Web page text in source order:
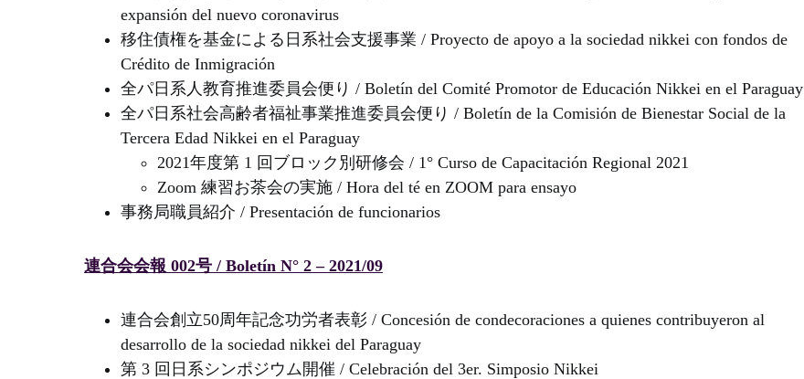
expansión del nuevo coronavirus
移住債権を基金による日系社会支援事業 / Proyecto de apoyo a la sociedad nikkei con fondos de
Crédito de Inmigración
全パ日系人教育推進委員会便り / Boletín del Comité Promotor de Educación Nikkei en el Paraguay
全パ日系社会高齢者福祉事業推進委員会便り / Boletín de la Comisión de Bienestar Social de la
Tercera Edad Nikkei en el Paraguay
2021年度第 1 回ブロック別研修会 / 1° Curso de Capacitación Regional 2021
Zoom 練習お茶会の実施 / Hora del té en ZOOM para ensayo
事務局職員紹介 / Presentación de funcionarios
連合会会報 002号 / Boletín N° 2 – 2021/09
連合会創立50周年記念功労者表彰 / Concesión de condecoraciones a quienes contribuyeron al
desarrollo de la sociedad nikkei del Paraguay
第 3 回日系シンポジウム開催 / Celebración del 3er. Simposio Nikkei